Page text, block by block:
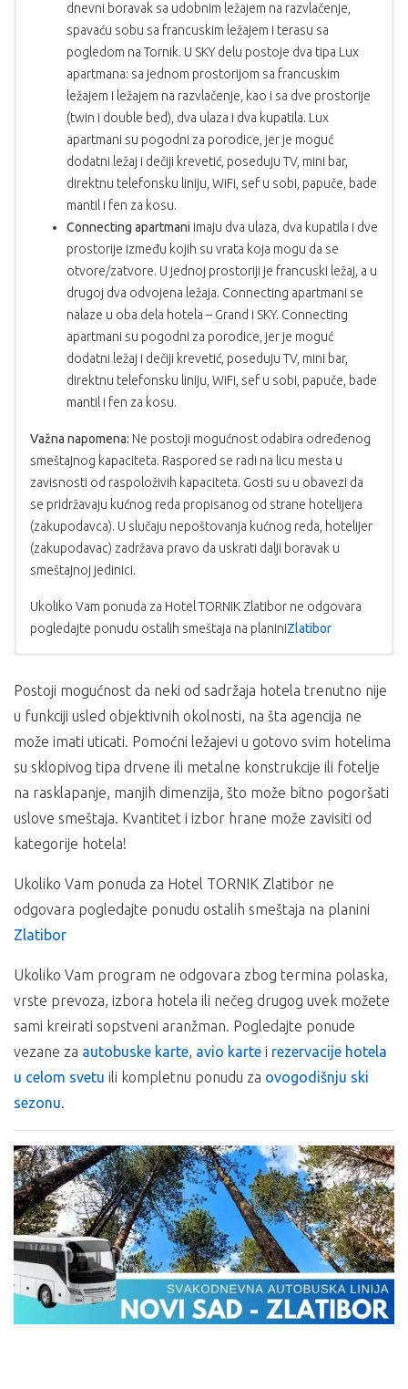
dnevni boravak sa udobnim ležajem na razvlačenje,
spavaću sobu sa francuskim ležajem i terasu sa
pogledom na Tornik. U SKY delu postoje dva tipa Lux
apartmana: sa jednom prostorijom sa francuskim
ležajem i ležajem na razvlačenje, kao i sa dve prostorije
(twin i double bed), dva ulaza i dva kupatila. Lux
apartmani su pogodni za porodice, jer je moguć
dodatni ležaj i dečiji krevetić, poseduju TV, mini bar,
direktnu telefonsku liniju, WiFi, sef u sobi, papuče, bade
mantil i fen za kosu.
Connecting apartmani imaju dva ulaza, dva kupatila i dve
prostorije između kojih su vrata koja mogu da se
otvore/zatvore. U jednoj prostoriji je francuski ležaj, a u
drugoj dva odvojena ležaja. Connecting apartmani se
nalaze u oba dela hotela – Grand i SKY. Connecting
apartmani su pogodni za porodice, jer je moguć
dodatni ležaj i dečiji krevetić, poseduju TV, mini bar,
direktnu telefonsku liniju, WiFi, sef u sobi, papuče, bade
mantil i fen za kosu.
Važna napomena: Ne postoji mogućnost odabira određenog
smeštajnog kapaciteta. Raspored se radi na licu mesta u
zavisnosti od raspoloživih kapaciteta. Gosti su u obavezi da
se pridržavaju kućnog reda propisanog od strane hotelijera
(zakupodavca). U slučaju nepoštovanja kućnog reda, hotelijer
(zakupodavac) zadržava pravo da uskrati dalji boravak u
smeštajnoj jedinici.
Ukoliko Vam ponuda za Hotel TORNIK Zlatibor ne odgovara
pogledajte ponudu ostalih smeštaja na planiniZlatibor
Autobuski prevoz na relaciji Novi Sad – Kopaonik saobraća
subotom i nedeljom tokom zimske turističke sezone.
Ukoliko Vam ponuda za Hotel TORNIK Zlatibor ne odgovara
pogledajte ponudu ostalih smeštaja na planiniZlatibor
Plaćanje se vrši u dinarskoj protivvrednosti po
srednjem kursu NBS na dan uplate;
Cena je garantovana samo za uplatu kompletnog
iznosa, u suprotnom garantovan je samo iznos
akontacije, a ostatak je podložan promeni.
NAPOMENA
U slučaju promena na monetarnom tržištu i na tržištu
roba i usluga, organizator putovanja Supernova travel
zadržava pravo na korekciju cena.
NAČIN PLAĆANJA:
putovanja;
30% prilikom rezervacije, a ostatak na jednake rate
čekovima građana;
30% prilikom rezervacije, a ostatak na rate putem
kredita poslovnih banaka;
Ukoliko Vam ponuda za Hotel TORNIK Zlatibor ne odgovara
pogledajte ponudu ostalih smeštaja na planiniZlatibor
Postoji mogućnost da neki od sadržaja hotela trenutno nije
u funkciji usled objektivnih okolnosti, na šta agencija ne
može imati uticati. Pomoćni ležajevi u gotovo svim hotelima
su sklopivog tipa drvene ili metalne konstrukcije ili fotelje
na rasklapanje, manjih dimenzija, što može bitno pogoršati
uslove smeštaja. Kvantitet i izbor hrane može zavisiti od
kategorije hotela!
Ukoliko Vam ponuda za Hotel TORNIK Zlatibor ne
odgovara pogledajte ponudu ostalih smeštaja na planini
Zlatibor
Ukoliko Vam program ne odgovara zbog termina polaska,
vrste prevoza, izbora hotela ili nečeg drugog uvek možete
sami kreirati sopstveni aranžman. Pogledajte ponude
vezane za autobuske karte, avio karte i rezervacije hotela
u celom svetu ili kompletnu ponudu za ovogodišnju ski
sezonu.